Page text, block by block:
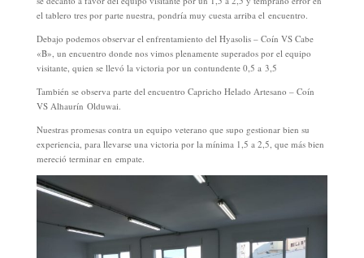
el tablero tres por parte nuestra, pondría muy cuesta arriba el encuentro.
Debajo podemos observar el enfrentamiento del Hyasolis – Coín VS Cabe
«B», un encuentro donde nos vimos plenamente superados por el equipo
visitante, quien se llevó la victoria por un contundente 0,5 a 3,5
También se observa parte del encuentro Capricho Helado Artesano – Coín
VS Alhaurín Olduwai.
Nuestras promesas contra un equipo veterano que supo gestionar bien su
experiencia, para llevarse una victoria por la mínima 1,5 a 2,5, que más bien
mereció terminar en empate.